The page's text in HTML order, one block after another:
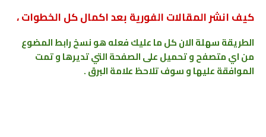
كيف انشر المقالات الفورية بعد اكمال كل الخطوات ،
الطريقة سهلة الان كل ما عليك فعله هو نسخ رابط المضوع
من اي متصفح و تحميل على الصفحة التي تديرها و تمت
الموافقة عليها و سوف تلاحظ علامة البرق .